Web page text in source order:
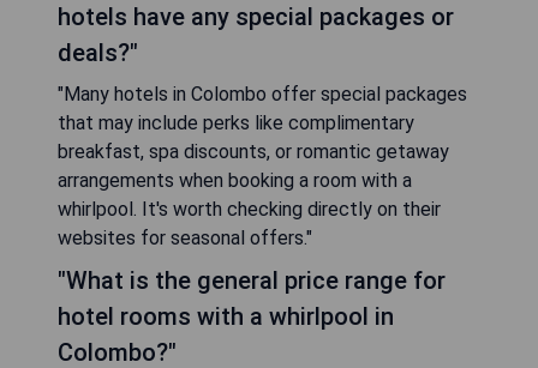
hotels have any special packages or
deals?"
"Many hotels in Colombo offer special packages
that may include perks like complimentary
breakfast, spa discounts, or romantic getaway
arrangements when booking a room with a
whirlpool. It's worth checking directly on their
websites for seasonal offers."
"What is the general price range for
hotel rooms with a whirlpool in
Colombo?"